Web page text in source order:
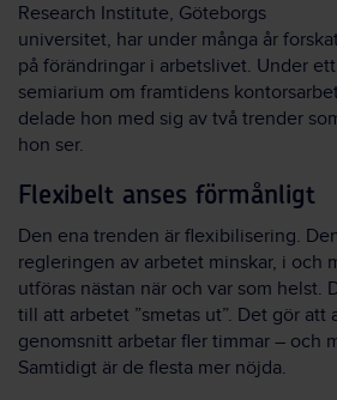
Research Institute, Göteborgs
universitet, har under många år forskat
på förändringar i arbetslivet. Under ett
semiarium om framtidens
delade hon med sig av två trender
hon ser.
Flexibelt anses förmånligt
Den ena trenden är flexibilisering.
regleringen av arbetet minskar, i och
utföras nästan när och var som helst.
till att arbetet ”smetas ut”. Det gör att
genomsnitt arbetar fler timmar – och
Samtidigt är de flesta mer nöjda.